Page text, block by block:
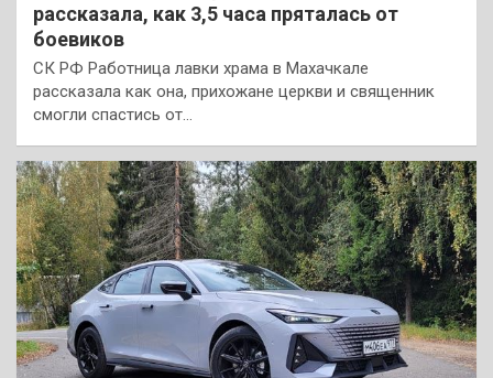
рассказала, как 3,5 часа пряталась от
боевиков
СК РФ Работница лавки храма в Махачкале
рассказала как она, прихожане церкви и священник
смогли спастись от…